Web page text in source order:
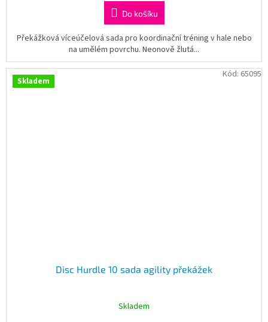
Do košíku
Překážková víceúčelová sada pro koordinační tréning v hale nebo
na umělém povrchu. Neonově žlutá...
Skladem
Disc Hurdle 10 sada agility překážek
Skladem
Kód: 65095